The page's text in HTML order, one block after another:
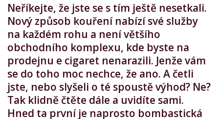
Neříkejte, že jste se s tím ještě nesetkali.
Nový způsob kouření nabízí své služby
na každém rohu a není většího
obchodního komplexu, kde byste na
prodejnu e cigaret nenarazili. Jenže vám
se do toho moc nechce, že ano. A četli
jste, nebo slyšeli o té spoustě výhod? Ne?
Tak klidně čtěte dále a uvidíte sami.
Hned ta první je naprosto bombastická